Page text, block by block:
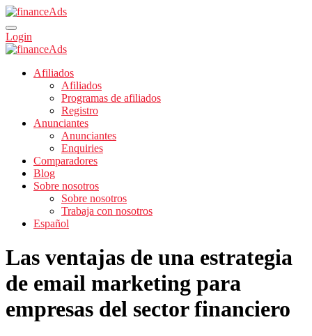
Login
Afiliados
Afiliados
Programas de afiliados
Registro
Anunciantes
Anunciantes
Enquiries
Comparadores
Blog
Sobre nosotros
Sobre nosotros
Trabaja con nosotros
Español
Las ventajas de una estrategia
de email marketing para
empresas del sector financiero